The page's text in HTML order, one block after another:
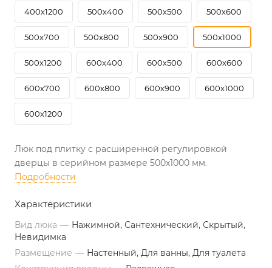
400х1200 500х400 500х500 500х600
500х700 500х800 500х900 500х1000
500х1200 600х400 600х500 600х600
600х700 600х800 600х900 600х1000
600х1200
Люк под плитку с расширенной регулировкой
дверцы в серийном размере 500х1000 мм.
Подробности
Характеристики
Вид люка — Нажимной, Сантехнический, Скрытый,
Невидимка
Размещение — Настенный, Для ванны, Для туалета